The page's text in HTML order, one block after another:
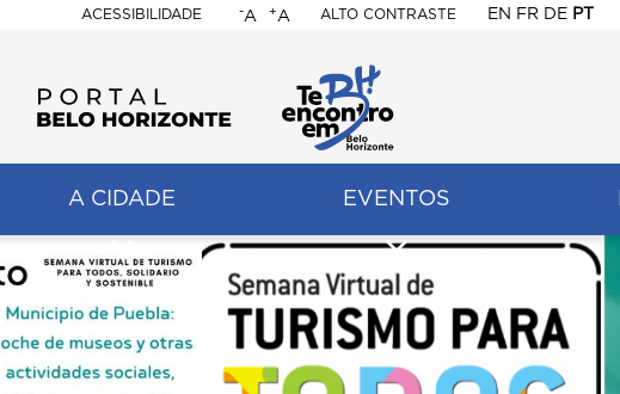
ACESSIBILIDADE
BELO
HORIZONTE
-A +A ALTO CONTRASTE EN FR DE PT
A CIDADE EVENTOS